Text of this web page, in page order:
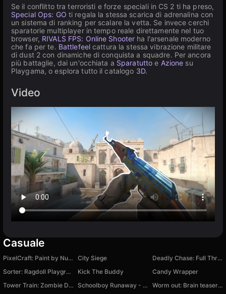
Se il conflitto tra terroristi e forze speciali in CS 2 ti ha preso,
Special Ops: GO ti regala la stessa scarica di adrenalina con
un sistema di ranking per scalare la vetta. Se invece cerchi
sparatorie multiplayer in tempo reale direttamente nel tuo
browser, RIVALS FPS: Online Shooter ha l'arsenale moderno
che fa per te. Battlefeel cattura la stessa vibrazione militare
di dust 2 con dinamiche di conquista a squadre. Per ancora
più battaglie, dai un'occhiata a Sparatutto e Azione su
Playgama, o esplora tutto il catalogo 3D.
Video
Casuale
PixelCraft: Paint by Numbers! City Siege
Deadly Chase: Full Throttle
Sorter: Ragdoll Playground Shooter
Kick The Buddy
Candy Wrapper
Tower Train: Zombie Defense 2D
Schoolboy Runaway - The Original Version
Worm out: Brain teaser games